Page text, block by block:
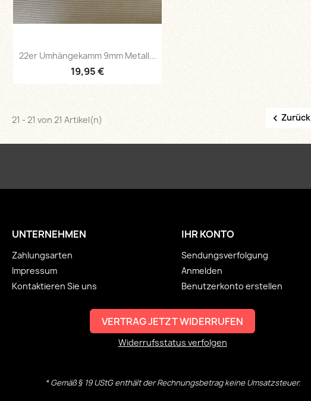
Vorschau
22er Umhängekamm 9mm Metall...
19,95 €
21 - 21 von 21 Artikel(n) Zurück
UNTERNEHMEN
Zahlungsarten
Impressum
Kontaktieren Sie uns
IHR KONTO
Sendungsverfolgung
Anmelden
Benutzerkonto erstellen
VERTRAG JETZT WIDERRUFEN
Widerrufsstatus verfolgen
* Gemäß § 19 UStG enthält der Rechnungsbetrag keine Umsatzsteuer.